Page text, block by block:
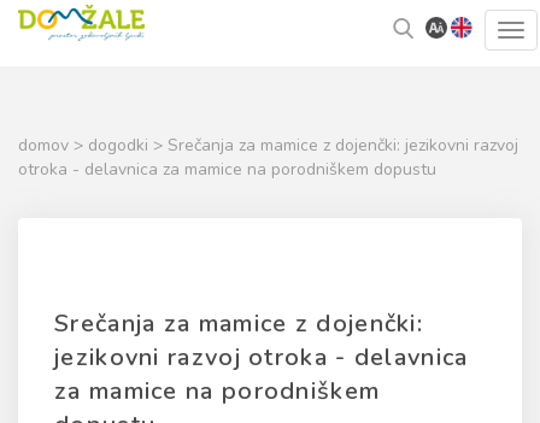
Skoči
na
Kazalo
strani
domov > dogodki > Srečanja za mamice z dojenčki: jezikovni razvoj
otroka - delavnica za mamice na porodniškem dopustu
Srečanja za mamice z dojenčki:
jezikovni razvoj otroka - delavnica
za mamice na porodniškem